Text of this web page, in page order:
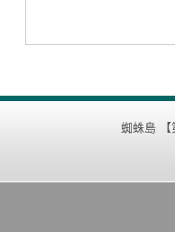
蜘蛛島 【